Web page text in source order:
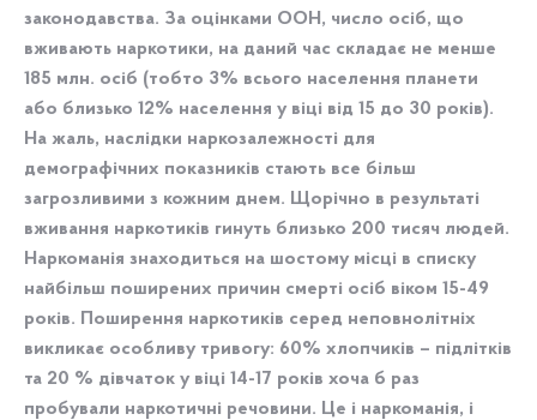
законодавства. За оцінками ООН, число осіб, що
вживають наркотики, на даний час складає не менше
185 млн. осіб (тобто 3% всього населення планети
або близько 12% населення у віці від 15 до 30 років).
На жаль, наслідки наркозалежності для
демографічних показників стають все більш
загрозливими з кожним днем. Щорічно в результаті
вживання наркотиків гинуть близько 200 тисяч людей.
Наркоманія знаходиться на шостому місці в списку
найбільш поширених причин смерті осіб віком 15-49
років. Поширення наркотиків серед неповнолітніх
викликає особливу тривогу: 60% хлопчиків – підлітків
та 20 % дівчаток у віці 14-17 років хоча б раз
пробували наркотичні речовини. Це і наркоманія, і